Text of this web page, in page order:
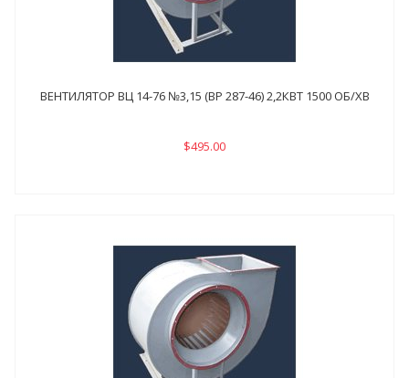
ВЕНТИЛЯТОР ВЦ 14-76 №3,15 (ВР 287-46) 2,2КВТ 1500 ОБ/ХВ
$495.00